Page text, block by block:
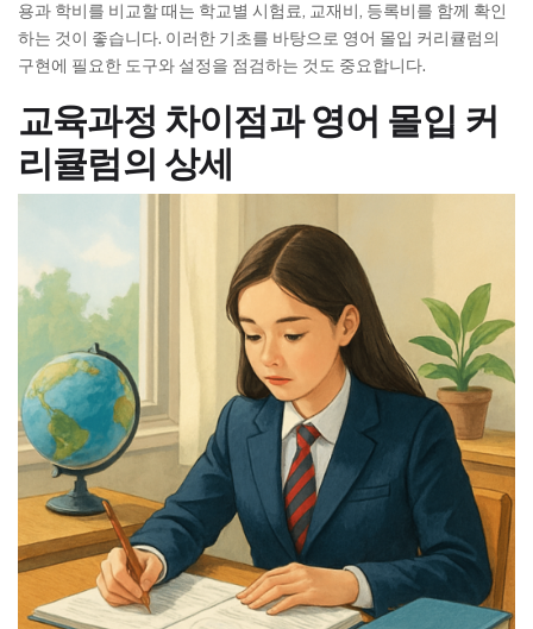
용과 학비를 비교할 때는 학교별 시험료, 교재비, 등록비를 함께 확인
하는 것이 좋습니다. 이러한 기초를 바탕으로 영어 몰입 커리큘럼의
구현에 필요한 도구와 설정을 점검하는 것도 중요합니다.
교육과정 차이점과 영어 몰입 커
리큘럼의 상세